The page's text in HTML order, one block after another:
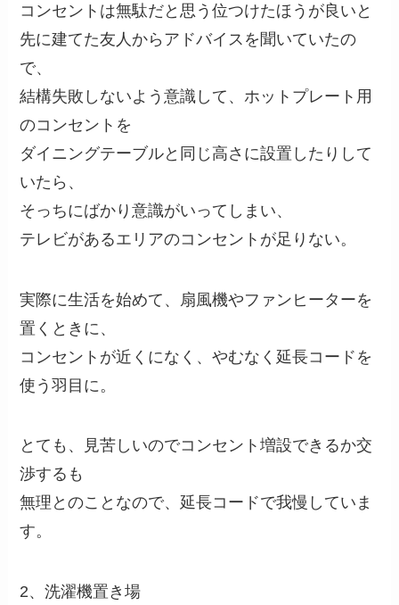
コンセントは無駄だと思う位つけたほうが良いと
先に建てた友人からアドバイスを聞いていたの
で、
結構失敗しないよう意識して、ホットプレート用
のコンセントを
ダイニングテーブルと同じ高さに設置したりして
いたら、
そっちにばかり意識がいってしまい、
テレビがあるエリアのコンセントが足りない。
実際に生活を始めて、扇風機やファンヒーターを
置くときに、
コンセントが近くになく、やむなく延長コードを
使う羽目に。
とても、見苦しいのでコンセント増設できるか交
渉するも
無理とのことなので、延長コードで我慢していま
す。
2、洗濯機置き場